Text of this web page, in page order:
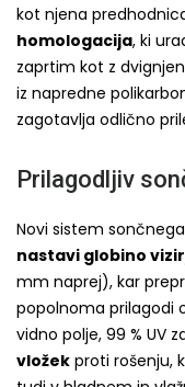
kot njena
homologacija, ki
zaprtim kot z
iz napredne
zagotavlja odlično
Prilagodljiv
Novi sistem
nastavi globino
mm naprej), kar
popolnoma prilagodi
vidno polje, 99 % UV
vložek proti rošenju,